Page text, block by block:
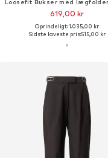
619,00 kr
Oprindeligt: 1.035,00 kr
Sidste laveste pris:515,00 kr